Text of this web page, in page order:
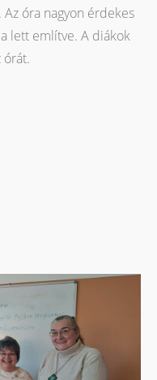
Az óra nagyon érdekes
lett említve. A diákok
órát.